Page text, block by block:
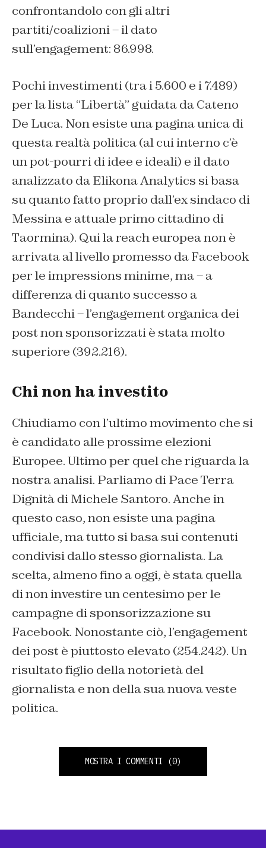
confrontandolo con gli altri
partiti/coalizioni – il dato
sull’engagement: 86.998.
Pochi investimenti (tra i 5.600 e i 7.489)
per la lista “Libertà” guidata da Cateno
De Luca. Non esiste una pagina unica di
questa realtà politica (al cui interno c’è
un pot-pourri di idee e ideali) e il dato
analizzato da Elikona Analytics si basa
su quanto fatto proprio dall’ex sindaco di
Messina e attuale primo cittadino di
Taormina). Qui la reach europea non è
arrivata al livello promesso da Facebook
per le impressions minime, ma – a
differenza di quanto successo a
Bandecchi – l’engagement organica dei
post non sponsorizzati è stata molto
superiore (392.216).
Chi non ha investito
Chiudiamo con l’ultimo movimento che si
è candidato alle prossime elezioni
Europee. Ultimo per quel che riguarda la
nostra analisi. Parliamo di Pace Terra
Dignità di Michele Santoro. Anche in
questo caso, non esiste una pagina
ufficiale, ma tutto si basa sui contenuti
condivisi dallo stesso giornalista. La
scelta, almeno fino a oggi, è stata quella
di non investire un centesimo per le
campagne di sponsorizzazione su
Facebook. Nonostante ciò, l’engagement
dei post è piuttosto elevato (254.242). Un
risultato figlio della notorietà del
giornalista e non della sua nuova veste
politica.
MOSTRA I COMMENTI (0)